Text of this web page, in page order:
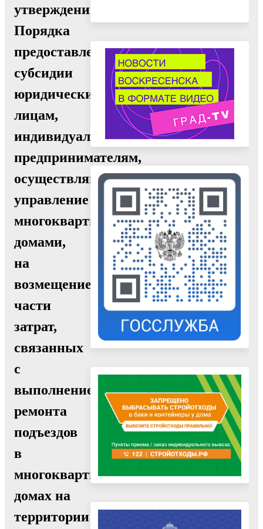
утверждении
Порядка
предоставления
субсидии
юридическим
лицам,
индивидуальным
предпринимателям,
осуществляющим
управление
многоквартирными
домами,
на
возмещение
части
затрат,
связанных
с
выполнением
ремонта
подъездов
в
многоквартирных
домах на
территории